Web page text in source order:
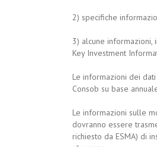
2) specifiche
3) alcune informazioni,
Key Investment
Le informazioni dei
Consob su base
Le informazioni sulle
dovranno essere
richiesto da ESMA) di